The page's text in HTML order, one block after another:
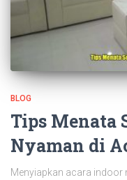
BLOG
Tips Menata
Nyaman di
Menyiapkan acara indoor